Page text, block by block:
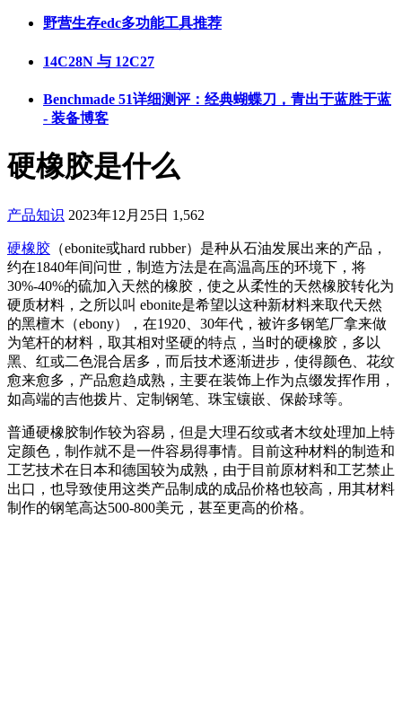
野营生存edc多功能工具推荐
14C28N 与 12C27
Benchmade 51详细测评：经典蝴蝶刀，青出于蓝胜于蓝
- 装备博客
硬橡胶是什么
产品知识 2023年12月25日 1,562
硬橡胶 （ebonite或hard rubber）是种从石油发展出来的产品，
约在1840年间问世，制造方法是在高温高压的环境下，将
30%-40%的硫加入天然的橡胶，使之从柔性的天然橡胶转化为
硬质材料，之所以叫 ebonite是希望以这种新材料来取代天然
的黑檀木（ebony），在1920、30年代，被许多钢笔厂拿来做
为笔杆的材料，取其相对坚硬的特点，当时的硬橡胶，多以
黑、红或二色混合居多，而后技术逐渐进步，使得颜色、花纹
愈来愈多，产品愈趋成熟，主要在装饰上作为点缀发挥作用，
如高端的吉他拨片、定制钢笔、珠宝镶嵌、保龄球等。
普通硬橡胶制作较为容易，但是大理石纹或者木纹处理加上特
定颜色，制作就不是一件容易得事情。目前这种材料的制造和
工艺技术在日本和德国较为成熟，由于目前原材料和工艺禁止
出口，也导致使用这类产品制成的成品价格也较高，用其材料
制作的钢笔高达500-800美元，甚至更高的价格。